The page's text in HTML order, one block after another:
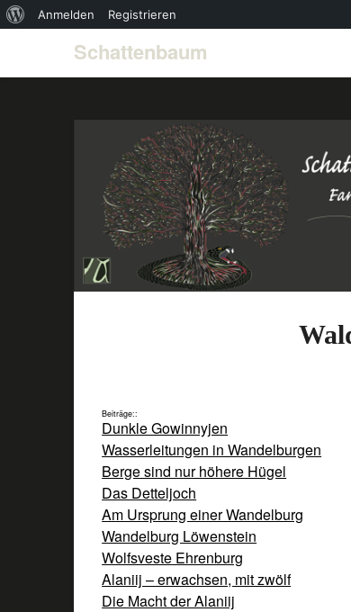
Schattenbaum
Beiträge::
Dunkle Gowinnyjen
Wasserleitungen in Wandelburgen
Berge sind nur höhere Hügel
Das Detteljoch
Am Ursprung einer Wandelburg
Wandelburg Löwenstein
Wolfsveste Ehrenburg
Alaniij – erwachsen, mit zwölf
Die Macht der Alaniij
Über
WordPress
Anmelden Registrieren